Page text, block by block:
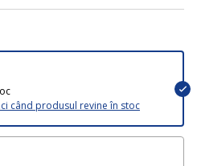
când produsul revine în stoc